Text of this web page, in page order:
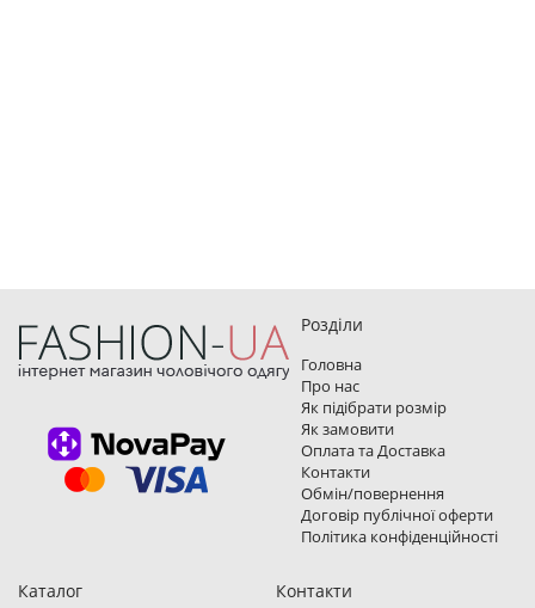
Розділи
Головна
Про нас
Як підібрати розмір
Як замовити
Оплата та Доставка
Контакти
Обмін/повернення
Договір публічної оферти
Політика конфіденційності
Каталог Контакти